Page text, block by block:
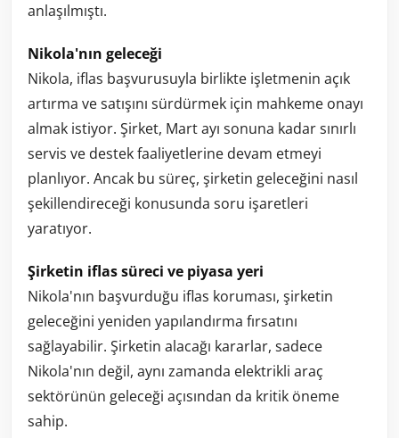
anlaşılmıştı.
Nikola'nın geleceği
Nikola, iflas başvurusuyla birlikte işletmenin açık
artırma ve satışını sürdürmek için mahkeme onayı
almak istiyor. Şirket, Mart ayı sonuna kadar sınırlı
servis ve destek faaliyetlerine devam etmeyi
planlıyor. Ancak bu süreç, şirketin geleceğini nasıl
şekillendireceği konusunda soru işaretleri
yaratıyor.
Şirketin iflas süreci ve piyasa yeri
Nikola'nın başvurduğu iflas koruması, şirketin
geleceğini yeniden yapılandırma fırsatını
sağlayabilir. Şirketin alacağı kararlar, sadece
Nikola'nın değil, aynı zamanda elektrikli araç
sektörünün geleceği açısından da kritik öneme
sahip.